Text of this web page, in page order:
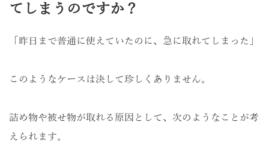
てしまうのですか？
「昨日まで普通に使えていたのに、急に取れてしまった」
このようなケースは決して珍しくありません。
詰め物や被せ物が取れる原因として、次のようなことが考
えられます。